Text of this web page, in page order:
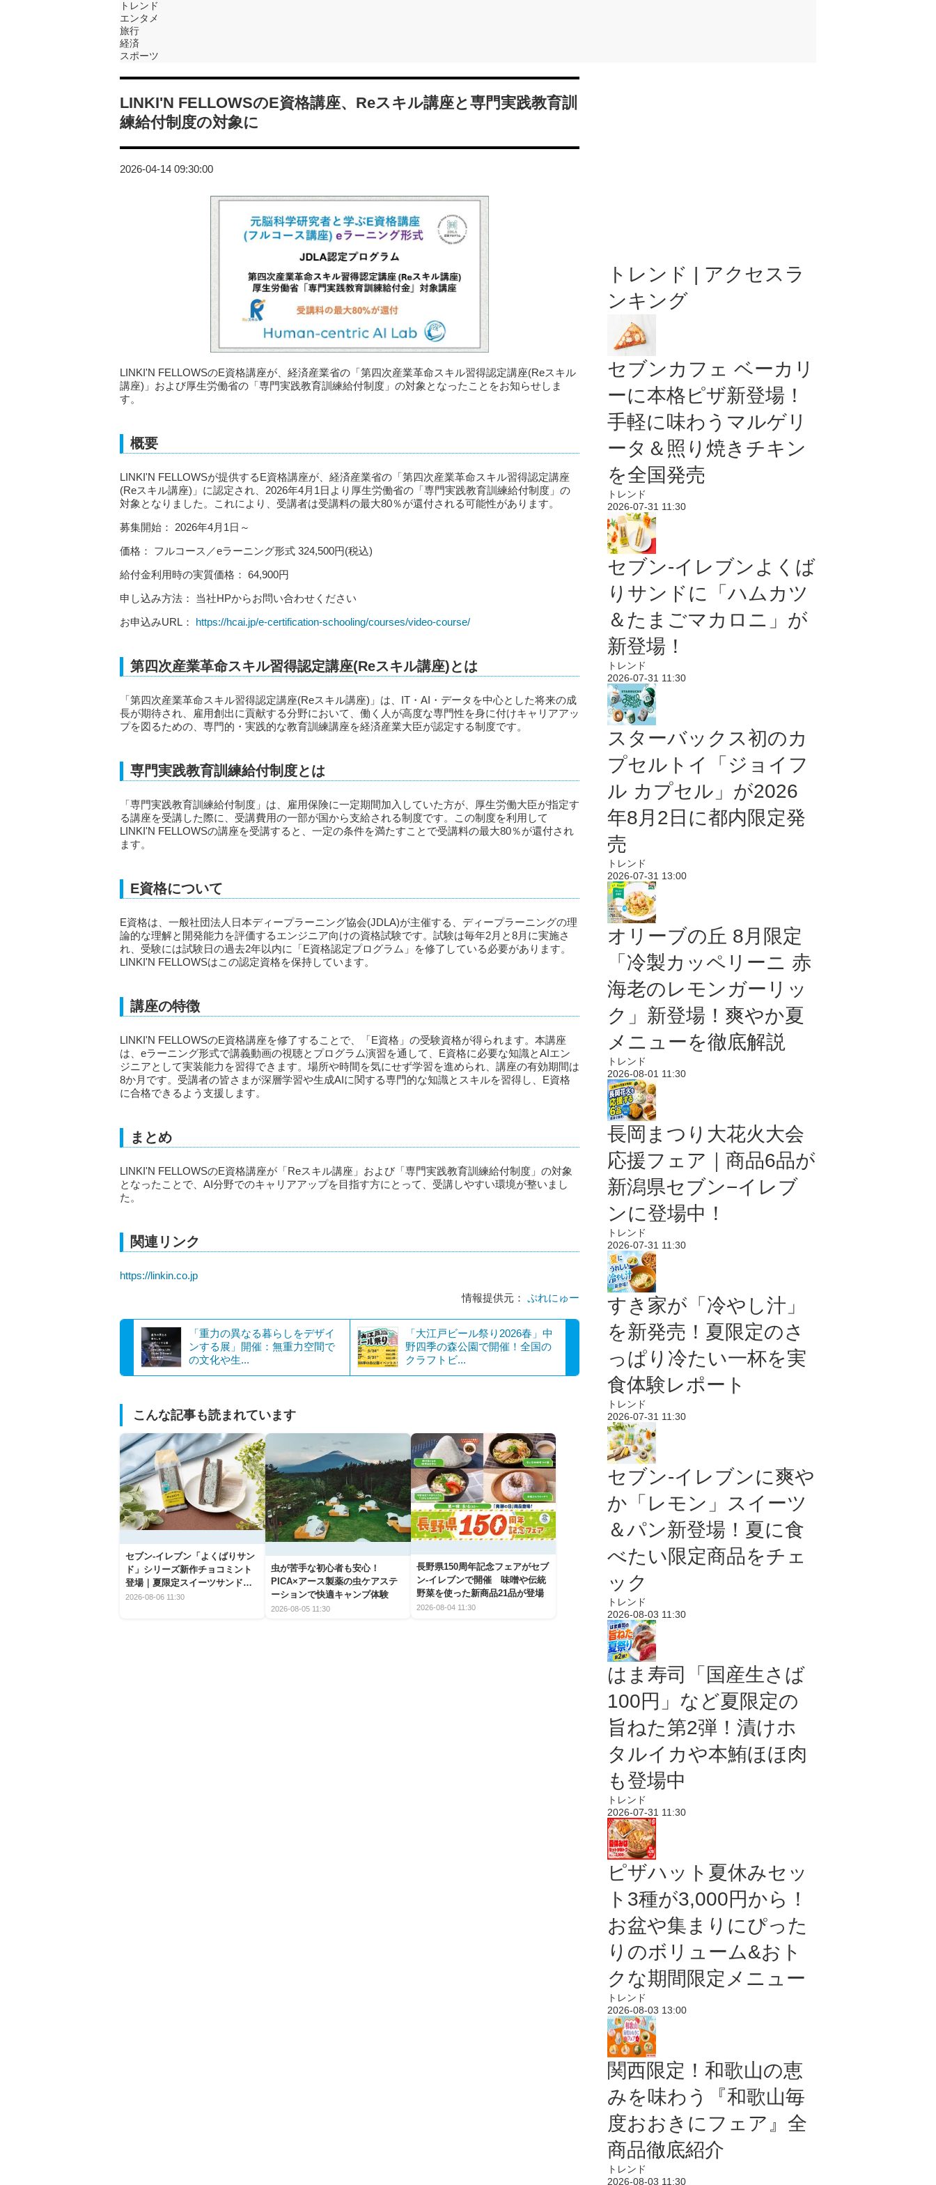
トレンド
エンタメ
旅行
経済
スポーツ
LINKI'N FELLOWSのE資格講座、Reスキル講座と専門実践教育訓
練給付制度の対象に
2026-04-14 09:30:00
LINKI'N FELLOWSのE資格講座が、経済産業省の「第四次産業革命スキル習得認定講座(Reスキル
講座)」および厚生労働省の「専門実践教育訓練給付制度」の対象となったことをお知らせしま
す。
概要
LINKI'N FELLOWSが提供するE資格講座が、経済産業省の「第四次産業革命スキル習得認定講座
(Reスキル講座)」に認定され、2026年4月1日より厚生労働省の「専門実践教育訓練給付制度」の
対象となりました。これにより、受講者は受講料の最大80％が還付される可能性があります。
募集開始： 2026年4月1日～
価格： フルコース／eラーニング形式 324,500円(税込)
給付金利用時の実質価格： 64,900円
申し込み方法： 当社HPからお問い合わせください
お申込みURL： https://hcai.jp/e-certification-schooling/courses/video-course/
第四次産業革命スキル習得認定講座(Reスキル講座)とは
「第四次産業革命スキル習得認定講座(Reスキル講座)」は、IT・AI・データを中心とした将来の成
長が期待され、雇用創出に貢献する分野において、働く人が高度な専門性を身に付けキャリアアッ
プを図るための、専門的・実践的な教育訓練講座を経済産業大臣が認定する制度です。
専門実践教育訓練給付制度とは
「専門実践教育訓練給付制度」は、雇用保険に一定期間加入していた方が、厚生労働大臣が指定す
る講座を受講した際に、受講費用の一部が国から支給される制度です。この制度を利用して
LINKI'N FELLOWSの講座を受講すると、一定の条件を満たすことで受講料の最大80％が還付され
ます。
E資格について
E資格は、一般社団法人日本ディープラーニング協会(JDLA)が主催する、ディープラーニングの理
論的な理解と開発能力を評価するエンジニア向けの資格試験です。試験は毎年2月と8月に実施さ
れ、受験には試験日の過去2年以内に「E資格認定プログラム」を修了している必要があります。
LINKI'N FELLOWSはこの認定資格を保持しています。
講座の特徴
LINKI'N FELLOWSのE資格講座を修了することで、「E資格」の受験資格が得られます。本講座
は、eラーニング形式で講義動画の視聴とプログラム演習を通して、E資格に必要な知識とAIエン
ジニアとして実装能力を習得できます。場所や時間を気にせず学習を進められ、講座の有効期間は
8か月です。受講者の皆さまが深層学習や生成AIに関する専門的な知識とスキルを習得し、E資格
に合格できるよう支援します。
まとめ
LINKI'N FELLOWSのE資格講座が「Reスキル講座」および「専門実践教育訓練給付制度」の対象
となったことで、AI分野でのキャリアアップを目指す方にとって、受講しやすい環境が整いまし
た。
関連リンク
https://linkin.co.jp
情報提供元： ぷれにゅー
「重力の異なる暮らしをデザイ
ンする展」開催：無重力空間で
の文化や生...
「大江戸ビール祭り2026春」中
野四季の森公園で開催！全国の
クラフトビ...
こんな記事も読まれています
セブン‐イレブン「よくばりサン
ド」シリーズ新作チョコミント
登場｜夏限定スイーツサンドの
爽快な魅力
2026-08-06 11:30
虫が苦手な初心者も安心！
PICA×アース製薬の虫ケアステ
ーションで快適キャンプ体験
2026-08-05 11:30
長野県150周年記念フェアがセブ
ン-イレブンで開催 味噌や伝統
野菜を使った新商品21品が登場
2026-08-04 11:30
トレンド | アクセスラ
ンキング
セブンカフェ ベーカリ
ーに本格ピザ新登場！
手軽に味わうマルゲリ
ータ＆照り焼きチキン
を全国発売
トレンド
2026-07-31 11:30
セブン‐イレブンよくば
りサンドに「ハムカツ
＆たまごマカロニ」が
新登場！
トレンド
2026-07-31 11:30
スターバックス初のカ
プセルトイ「ジョイフ
ル カプセル」が2026
年8月2日に都内限定発
売
トレンド
2026-07-31 13:00
オリーブの丘 8月限定
「冷製カッペリーニ 赤
海老のレモンガーリッ
ク」新登場！爽やか夏
メニューを徹底解説
トレンド
2026-08-01 11:30
長岡まつり大花火大会
応援フェア｜商品6品が
新潟県セブン−イレブ
ンに登場中！
トレンド
2026-07-31 11:30
すき家が「冷やし汁」
を新発売！夏限定のさ
っぱり冷たい一杯を実
食体験レポート
トレンド
2026-07-31 11:30
セブン‐イレブンに爽や
か「レモン」スイーツ
＆パン新登場！夏に食
べたい限定商品をチェ
ック
トレンド
2026-08-03 11:30
はま寿司「国産生さば
100円」など夏限定の
旨ねた第2弾！漬けホ
タルイカや本鮪ほほ肉
も登場中
トレンド
2026-07-31 11:30
ピザハット夏休みセッ
ト3種が3,000円から！
お盆や集まりにぴった
りのボリューム&おト
クな期間限定メニュー
トレンド
2026-08-03 13:00
関西限定！和歌山の恵
みを味わう『和歌山毎
度おおきにフェア』全
商品徹底紹介
トレンド
2026-08-03 11:30